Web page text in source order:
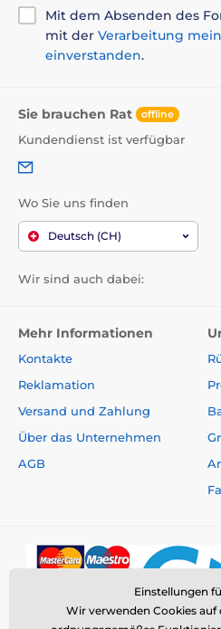
Mit dem Absenden des
mit der Verarbeitung
einverstanden.
Sie brauchen Rat offline
Kundendienst ist verfügbar
Wo Sie uns finden
Deutsch (CH)
Wir sind auch dabei:
Mehr Informationen
Kontakte
Reklamation
Versand und Zahlung
Über das Unternehmen
AGB
Einstellungen
Wir verwenden Cookies auf